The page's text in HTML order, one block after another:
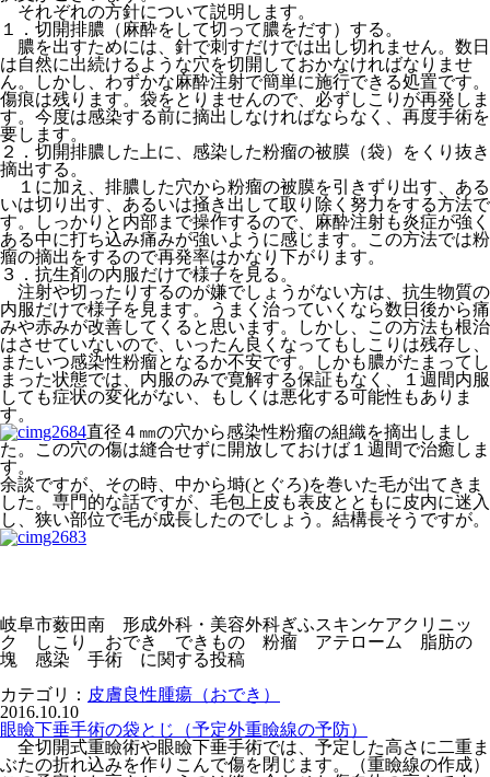
それぞれの方針について説明します。
１．切開排膿（麻酔をして切って膿をだす）する。
膿を出すためには、針で刺すだけでは出し切れません。数日
は自然に出続けるような穴を切開しておかなければなりませ
ん。しかし、わずかな麻酔注射で簡単に施行できる処置です。
傷痕は残ります。袋をとりませんので、必ずしこりが再発しま
す。今度は感染する前に摘出しなければならなく、再度手術を
要します。
２．切開排膿した上に、感染した粉瘤の被膜（袋）をくり抜き
摘出する。
１に加え、排膿した穴から粉瘤の被膜を引きずり出す、ある
いは切り出す、あるいは掻き出して取り除く努力をする方法で
す。しっかりと内部まで操作するので、麻酔注射も炎症が強く
ある中に打ち込み痛みが強いように感じます。この方法では粉
瘤の摘出をするので再発率はかなり下がります。
３．抗生剤の内服だけで様子を見る。
注射や切ったりするのが嫌でしょうがない方は、抗生物質の
内服だけで様子を見ます。うまく治っていくなら数日後から痛
みや赤みが改善してくると思います。しかし、この方法も根治
はさせていないので、いったん良くなってもしこりは残存し、
またいつ感染性粉瘤となるか不安です。しかも膿がたまってし
まった状態では、内服のみで寛解する保証もなく、１週間内服
しても症状の変化がない、もしくは悪化する可能性もありま
す。
直径４㎜の穴から感染性粉瘤の組織を摘出しまし
た。この穴の傷は縫合せずに開放しておけば１週間で治癒しま
す。
余談ですが、その時、中から塒(とぐろ)を巻いた毛が出てきま
した。専門的な話ですが、毛包上皮も表皮とともに皮内に迷入
し、狭い部位で毛が成長したのでしょう。結構長そうですが。
岐阜市薮田南 形成外科・美容外科ぎふスキンケアクリニッ
ク しこり おでき できもの 粉瘤 アテローム 脂肪の
塊 感染 手術 に関する投稿
カテゴリ： 皮膚良性腫瘍（おでき）
2016.10.10
眼瞼下垂手術の袋とじ（予定外重瞼線の予防）
全切開式重瞼術や眼瞼下垂手術では、予定した高さに二重ま
ぶたの折れ込みを作りこんで傷を閉じます。（重瞼線の作成）